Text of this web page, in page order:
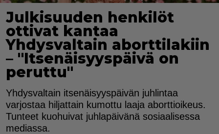
Julkisuuden henkilöt
ottivat kantaa
Yhdysvaltain aborttilakiin
– "Itsenäisyyspäivä on
peruttu"
Yhdysvaltain itsenäisyyspäivän juhlintaa
varjostaa hiljattain kumottu laaja aborttioikeus.
Tunteet kuohuivat juhlapäivänä sosiaalisessa
mediassa.